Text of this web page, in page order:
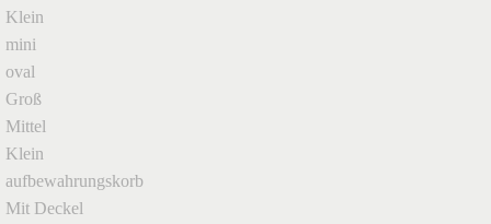
Klein
mini
oval
Groß
Mittel
Klein
aufbewahrungskorb
Mit Deckel